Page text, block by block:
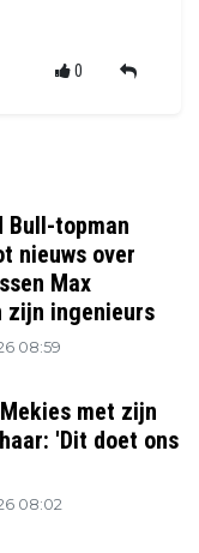
0
Bull-topman
nieuws over
Max
zijn ingenieurs
08:59
met zijn
'Dit doet ons
08:02